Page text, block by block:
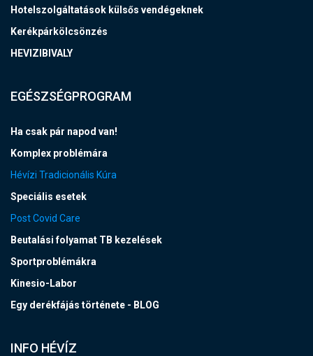
Hotelszolgáltatások külsős vendégeknek
Kerékpárkölcsönzés
HEVIZIBIVALY
EGÉSZSÉGPROGRAM
Ha csak pár napod van!
Komplex problémára
Hévízi Tradicionális Kúra
Speciális esetek
Post Covid Care
Beutalási folyamat TB kezelések
Sportproblémákra
Kinesio-Labor
Egy derékfájás története - BLOG
INFO HÉVÍZ